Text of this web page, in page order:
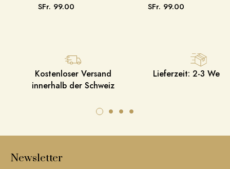
SFr. 99.00 SFr. 99.00
Kostenloser Versand
innerhalb der Schweiz
Lieferzeit: 2-3
Newsletter